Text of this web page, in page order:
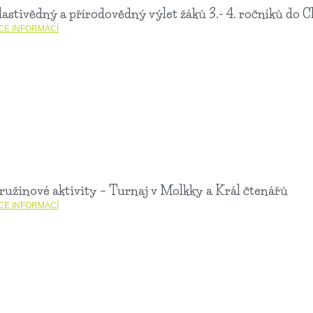
a přírodovědný výlet žáků 3.- 4. ročníků do
INFORMACÍ
aktivity – Turnaj v Molkky a Král čtenářů
INFORMACÍ